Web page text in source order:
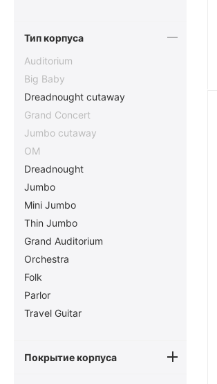
Тип корпуса
Auditorium
Big Baby
Dreadnought cutaway
Grand Concert
Jumbo cutaway
OM
Dreadnought
Jumbo
Mini Jumbo
Thin Jumbo
Grand Auditorium
Orchestra
Folk
Parlor
Travel Guitar
Покрытие корпуса